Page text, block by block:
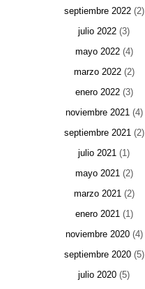
septiembre 2022(2)
julio 2022 (3)
mayo 2022(4)
marzo 2022(2)
enero 2022(3)
noviembre 2021(4)
septiembre 2021(2)
julio 2021 (1)
mayo 2021(2)
marzo 2021(2)
enero 2021(1)
noviembre 2020(4)
septiembre 2020(5)
julio 2020 (5)